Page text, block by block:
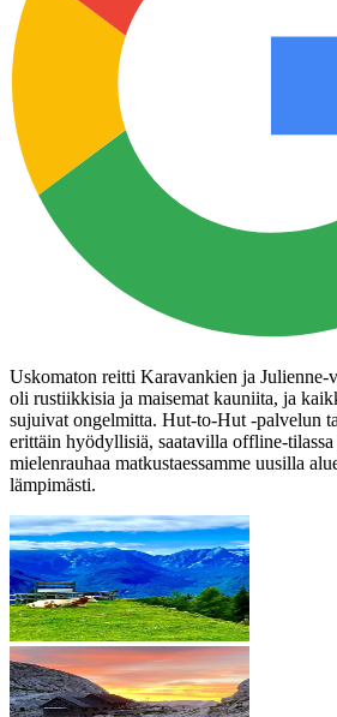
Uskomaton reitti Karavankien ja
oli rustiikkisia ja maisemat kauniita, ja
sujuivat ongelmitta. Hut-to-Hut -palvelun
erittäin hyödyllisiä, saatavilla offline-
mielenrauhaa matkustaessamme uusilla
lämpimästi.